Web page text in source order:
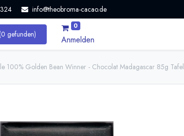
info@theobroma-cacao.de
gefunden)
0
Anmelden
100% Golden Bean Winner - Chocolat Madagascar 85g Tafel